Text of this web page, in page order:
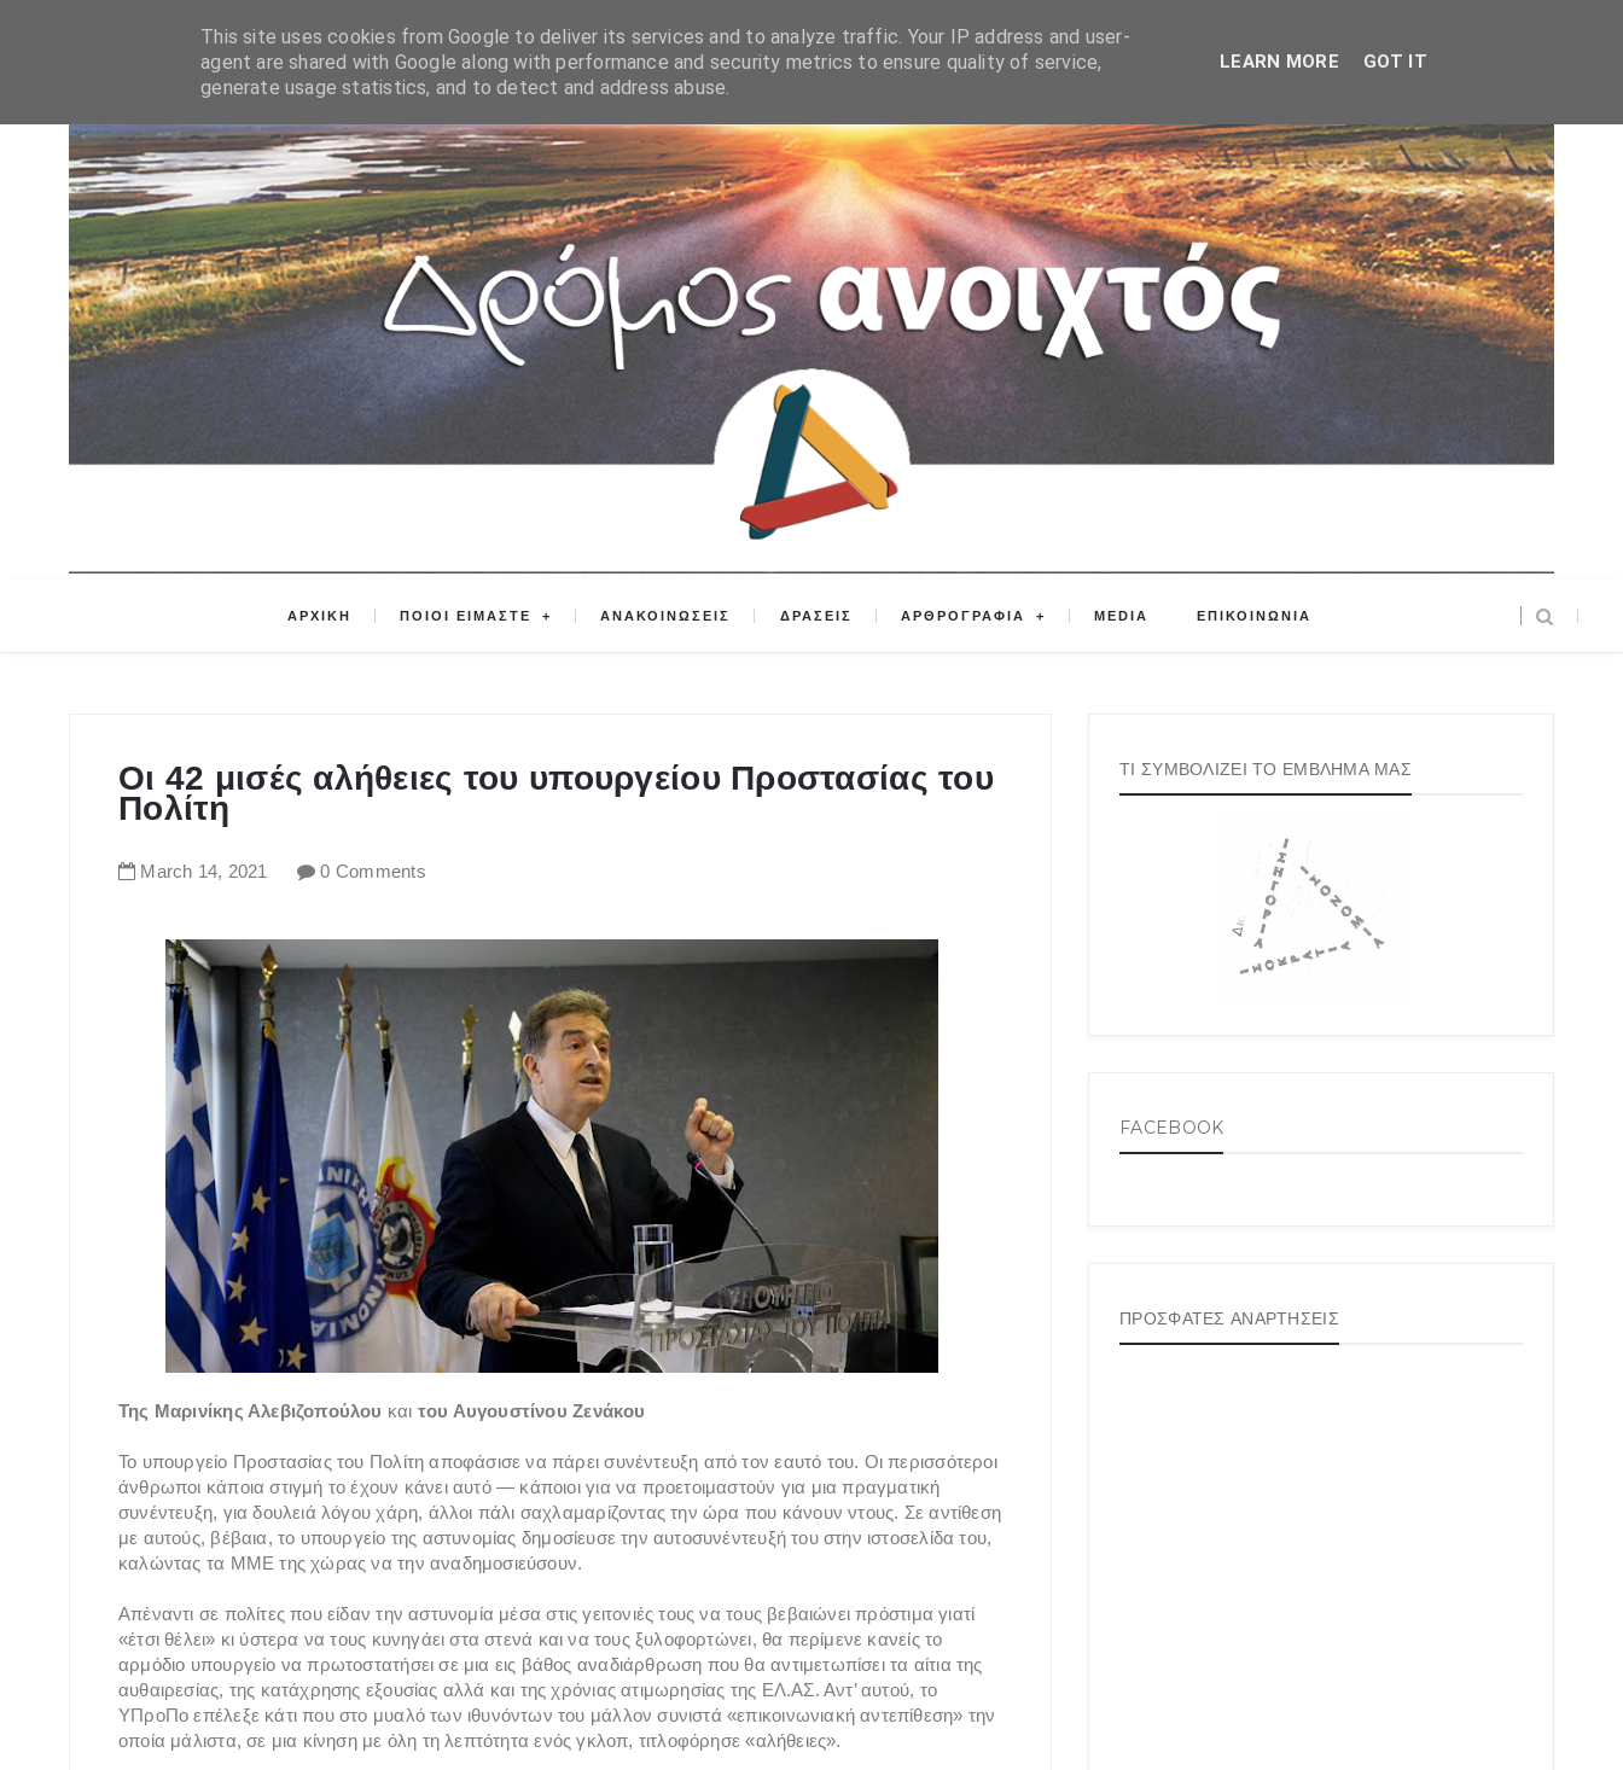
ΑΡΧΙΚΗ ΠΟΙΟΙ ΕΙΜΑΣΤΕ ΑΝΑΚΟΙΝΩΣΕΙΣ ΔΡΑΣΕΙΣ ΑΡΘΡΟΓΡΑΦΙΑ MEDIA ΕΠΙΚΟΙΝΩΝΙΑ
Οι 42 μισές αλήθειες του υπουργείου Προστασίας του
Πολίτη
March 14, 2021 0 Comments
Της Μαρινίκης Αλεβιζοπούλου και του Αυγουστίνου Ζενάκου
Το υπουργείο Προστασίας του Πολίτη αποφάσισε να πάρει συνέντευξη από τον εαυτό του. Οι περισσότεροι
άνθρωποι κάποια στιγμή το έχουν κάνει αυτό — κάποιοι για να προετοιμαστούν για μια πραγματική
συνέντευξη, για δουλειά λόγου χάρη, άλλοι πάλι σαχλαμαρίζοντας την ώρα που κάνουν ντους. Σε αντίθεση
με αυτούς, βέβαια, το υπουργείο της αστυνομίας δημοσίευσε την αυτοσυνέντευξή του στην ιστοσελίδα του,
καλώντας τα ΜΜΕ της χώρας να την αναδημοσιεύσουν.
Απέναντι σε πολίτες που είδαν την αστυνομία μέσα στις γειτονιές τους να τους βεβαιώνει πρόστιμα γιατί
«έτσι θέλει» κι ύστερα να τους κυνηγάει στα στενά και να τους ξυλοφορτώνει, θα περίμενε κανείς το
αρμόδιο υπουργείο να πρωτοστατήσει σε μια εις βάθος αναδιάρθρωση που θα αντιμετωπίσει τα αίτια της
αυθαιρεσίας, της κατάχρησης εξουσίας αλλά και της χρόνιας ατιμωρησίας της ΕΛ.ΑΣ. Αντ’ αυτού, το
ΥΠροΠο επέλεξε κάτι που στο μυαλό των ιθυνόντων του μάλλον συνιστά «επικοινωνιακή αντεπίθεση» την
οποία μάλιστα, σε μια κίνηση με όλη τη λεπτότητα ενός γκλοπ, τιτλοφόρησε «αλήθειες».
ΤΙ ΣΥΜΒΟΛΙΖΕΙ ΤΟ ΕΜΒΛΗΜΑ ΜΑΣ
FACEBOOK
ΠΡΟΣΦΑΤΕΣ ΑΝΑΡΤΗΣΕΙΣ
This site uses cookies from Google to deliver its services and to analyze traffic. Your IP address and user-
agent are shared with Google along with performance and security metrics to ensure quality of service,
generate usage statistics, and to detect and address abuse.
LEARN MORE GOT IT